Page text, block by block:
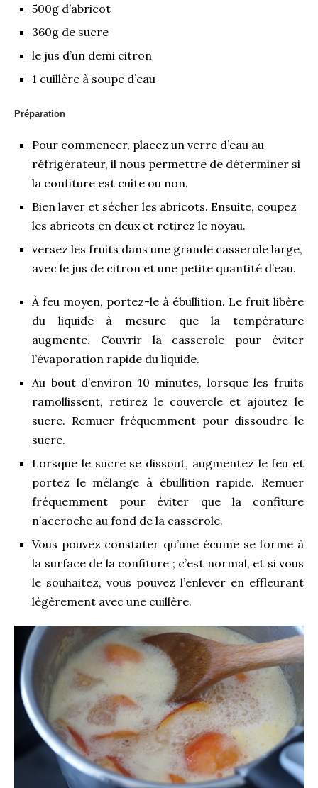
500g d’abricot
360g de sucre
le jus d’un demi citron
1 cuillère à soupe d’eau
Préparation
Pour commencer, placez un verre d’eau au
réfrigérateur, il nous permettre de déterminer si
la confiture est cuite ou non.
Bien laver et sécher les abricots. Ensuite, coupez
les abricots en deux et retirez le noyau.
versez les fruits dans une grande casserole large,
avec le jus de citron et une petite quantité d’eau.
À feu moyen, portez-le à ébullition. Le fruit libère
du liquide à mesure que la température
augmente. Couvrir la casserole pour éviter
l’évaporation rapide du liquide.
Au bout d’environ 10 minutes, lorsque les fruits
ramollissent, retirez le couvercle et ajoutez le
sucre. Remuer fréquemment pour dissoudre le
sucre.
Lorsque le sucre se dissout, augmentez le feu et
portez le mélange à ébullition rapide. Remuer
fréquemment pour éviter que la confiture
n’accroche au fond de la casserole.
Vous pouvez constater qu’une écume se forme à
la surface de la confiture ; c’est normal, et si vous
le souhaitez, vous pouvez l’enlever en effleurant
légèrement avec une cuillère.